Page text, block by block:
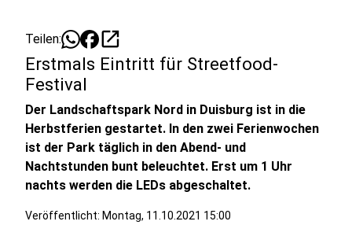
Teilen: open_in_new
Erstmals Eintritt für Streetfood-
Festival
Der Landschaftspark Nord in Duisburg ist in die
Herbstferien gestartet. In den zwei Ferienwochen
ist der Park täglich in den Abend- und
Nachtstunden bunt beleuchtet. Erst um 1 Uhr
nachts werden die LEDs abgeschaltet.
Veröffentlicht: Montag, 11.10.2021 15:00